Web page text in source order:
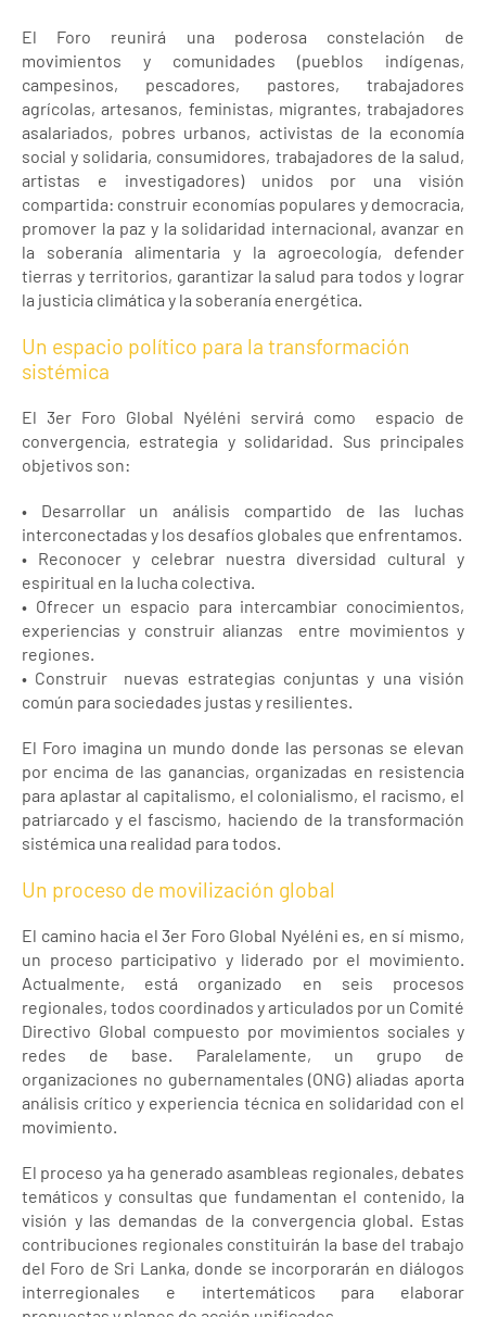
El Foro reunirá una poderosa constelación de
movimientos y comunidades (pueblos indígenas,
campesinos, pescadores, pastores, trabajadores
agrícolas, artesanos, feministas, migrantes, trabajadores
asalariados, pobres urbanos, activistas de la economía
social y solidaria, consumidores, trabajadores de la salud,
artistas e investigadores) unidos por una visión
compartida: construir economías populares y democracia,
promover la paz y la solidaridad internacional, avanzar en
la soberanía alimentaria y la agroecología, defender
tierras y territorios, garantizar la salud para todos y lograr
la justicia climática y la soberanía energética.
Un espacio político para la transformación
sistémica
El 3er Foro Global Nyéléni servirá como espacio de
convergencia, estrategia y solidaridad. Sus principales
objetivos son:
• Desarrollar un análisis compartido de las luchas
interconectadas y los desafíos globales que enfrentamos.
• Reconocer y celebrar nuestra diversidad cultural y
espiritual en la lucha colectiva.
• Ofrecer un espacio para intercambiar conocimientos,
experiencias y construir alianzas entre movimientos y
regiones.
• Construir nuevas estrategias conjuntas y una visión
común para sociedades justas y resilientes.
El Foro imagina un mundo donde las personas se elevan
por encima de las ganancias, organizadas en resistencia
para aplastar al capitalismo, el colonialismo, el racismo, el
patriarcado y el fascismo, haciendo de la transformación
sistémica una realidad para todos.
Un proceso de movilización global
El camino hacia el 3er Foro Global Nyéléni es, en sí mismo,
un proceso participativo y liderado por el movimiento.
Actualmente, está organizado en seis procesos
regionales, todos coordinados y articulados por un Comité
Directivo Global compuesto por movimientos sociales y
redes de base. Paralelamente, un grupo de
organizaciones no gubernamentales (ONG) aliadas aporta
análisis crítico y experiencia técnica en solidaridad con el
movimiento.
El proceso ya ha generado asambleas regionales, debates
temáticos y consultas que fundamentan el contenido, la
visión y las demandas de la convergencia global. Estas
contribuciones regionales constituirán la base del trabajo
del Foro de Sri Lanka, donde se incorporarán en diálogos
interregionales e intertemáticos para elaborar